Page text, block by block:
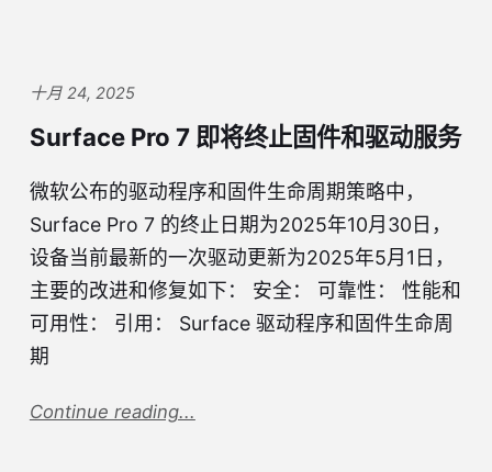
十月 24, 2025
Surface Pro 7 即将终止固件和驱动服务
微软公布的驱动程序和固件生命周期策略中，
Surface Pro 7 的终止日期为2025年10月30日，
设备当前最新的一次驱动更新为2025年5月1日，
主要的改进和修复如下： 安全： 可靠性： 性能和
可用性： 引用： Surface 驱动程序和固件生命周
期
Continue reading...